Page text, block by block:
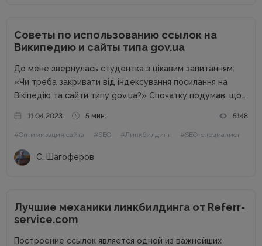
Советы по использованию ссылок на
Википедию и сайты типа gov.ua
До мене звернулась студентка з цікавим запитанням:
«Чи треба закривати від індексування посилання на
Вікіпедію та сайти типу gov.ua?» Спочатку подумав, що
що це тема окремої статті. Від редакції. Перевірені
поради та...
11.04.2023 5 мин. 5148
#Оптимизация сайта #SEO #Линкбилдинг #SEO-специалист
С. Шагоферов
Лучшие механики линкбилдинга от Referr-
service.com
Построение ссылок является одной из важнейших